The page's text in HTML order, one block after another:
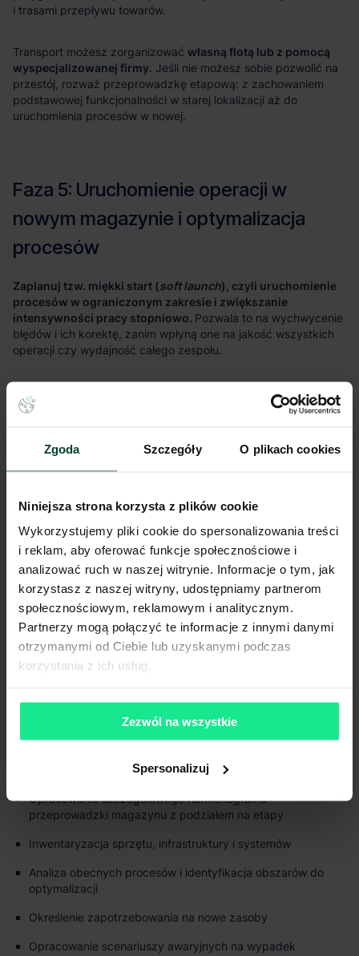
Zgoda Szczegóły O plikach cookies
Niniejsza strona korzysta z plików cookie
Wykorzystujemy pliki cookie do spersonalizowania treści
i reklam, aby oferować funkcje społecznościowe i
analizować ruch w naszej witrynie. Informacje o tym, jak
korzystasz z naszej witryny, udostępniamy partnerom
społecznościowym, reklamowym i analitycznym.
Partnerzy mogą połączyć te informacje z innymi danymi
otrzymanymi od Ciebie lub uzyskanymi podczas
korzystania z ich usług.
Zezwól na wszystkie
Spersonalizuj
własną flotą lub z pomocą
wyspecjalizowanej firmy
Zaplanuj tzw. miękki start (soft launch), czyli uruchomienie
procesów w ograniczonym zakresie i zwiększanie
intensywności pracy stopniowo.
optymalizację i wdrożenie
nowych standardów.
Powołanie interdyscyplinarnego zespołu projektowego
Opracowanie szczegółowego harmonogramu
przeprowadzki magazynu z podziałem na etapy
Inwentaryzacja sprzętu, infrastruktury i systemów
Analiza obecnych procesów i identyfikacja obszarów do
optymalizacji
Określenie zapotrzebowania na nowe zasoby
Opracowanie scenariuszy awaryjnych na wypadek